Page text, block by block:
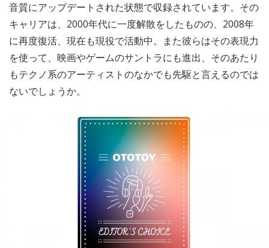
音質にアップデートされた状態で収録されています。その
キャリアは、2000年代に一度解散をしたものの、2008年
に再度復活、現在も現役で活動中。また彼らはその表現力
を使って、映画やゲームのサントラにも進出、そのあたり
もテクノ系のアーティストのなかでも先駆と言えるのでは
ないでしょうか。